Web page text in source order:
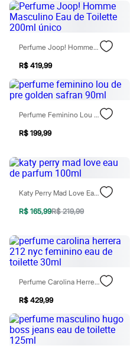
Todos os produtos
Infantil
Em alta
Arrumadinho para os meninos
Romântico para as meninas
Inverno
Novidades
Roupas menina
0 a 24 meses
1 a 5 anos
4 a 12 anos
Roupas menino
1 a 5 anos
4 a 12 anos
10 a 16 anos
Acessórios
Recém-nascido
Bolsas e Mochilas
Botas
Chinelos
Pantufas
Sandálias
Tênis
Diversão
Marcas
Baby Club
Fifteen
Miss Fifteen
Perfume Joop! Homme Masculino Eau De Toilette 200ml Único
R$ 419,99
Perfume Feminino Lou De Pre Golden Safran 90ml
R$ 199,99
Katy Perry Mad Love Eau De Parfum 100ml
R$ 165,99R$ 219,99
Perfume Carolina Herrera 212 Nyc Feminino Eau De Toilette 30ml
R$ 429,99